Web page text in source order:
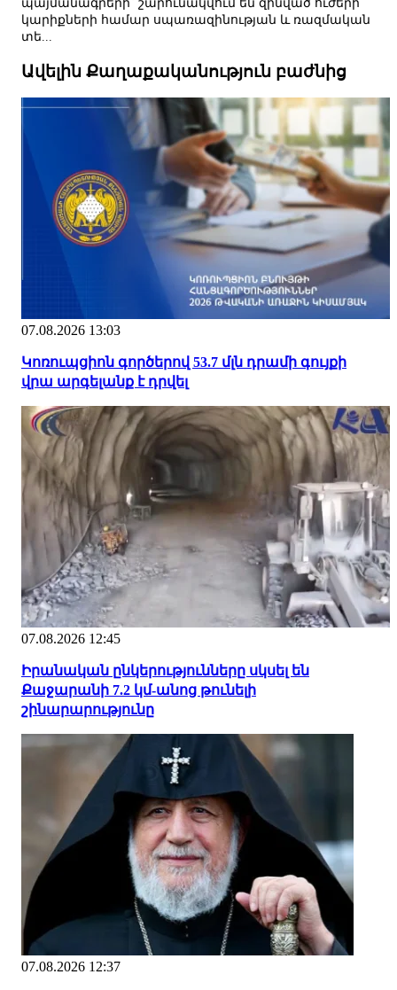
պայմանագրերի` շարունակվում են զինված ուժերի
կարիքների համար սպառազինության և ռազմական
տե...
Ավելին Քաղաքականություն բաժնից
07.08.2026 13:03
Կոռուպցիոն գործերով 53.7 մլն դրամի գույքի
վրա արգելանք է դրվել
07.08.2026 12:45
Իրանական ընկերությունները սկսել են
Քաջարանի 7.2 կմ-անոց թունելի
շինարարությունը
07.08.2026 12:37